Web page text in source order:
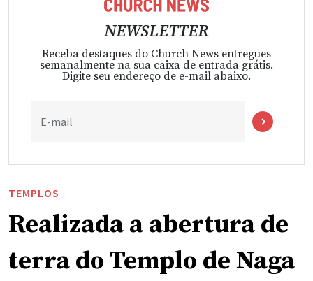
NEWSLETTER
Receba destaques do Church News entregues
semanalmente na sua caixa de entrada grátis.
Digite seu endereço de e-mail abaixo.
E-mail
TEMPLOS
Realizada a abertura de
terra do Templo de Naga